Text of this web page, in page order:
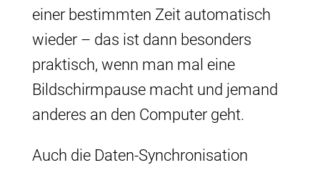
einer bestimmten Zeit automatisch
wieder – das ist dann besonders
praktisch, wenn man mal eine
Bildschirmpause macht und jemand
anderes an den Computer geht.
Auch die Daten-Synchronisation